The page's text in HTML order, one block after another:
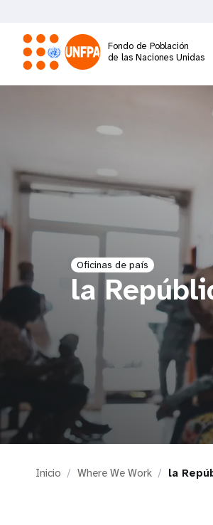
contenido
principal
Fondo de Población
de las Naciones Unidas
M
n
n
a
v
a
t
Oficinas de país
la
Inicio Where We Work la